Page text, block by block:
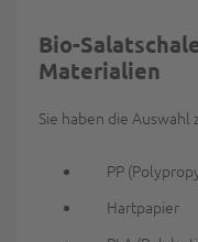
Bio-
Materialien
Sie haben die Auswahl
PP
Hartpapier